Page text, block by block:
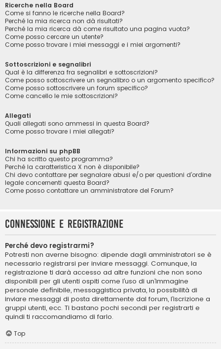
Ricerche nella Board
Come si fanno le ricerche nella Board?
Perché la mia ricerca non dà risultati?
Perché la mia ricerca dà come risultato una pagina vuota?
Come posso cercare un utente?
Come posso trovare i miei messaggi e i miei argomenti?
Sottoscrizioni e segnalibri
Qual è la differenza fra segnalibri e sottoscrizioni?
Come posso sottoscrivere un segnalibro o un argomento specifico?
Come posso sottoscrivere un forum specifico?
Come cancello le mie sottoscrizioni?
Allegati
Quali allegati sono ammessi in questa Board?
Come posso trovare i miei allegati?
Informazioni su phpBB
Chi ha scritto questo programma?
Perché la caratteristica X non è disponibile?
Chi devo contattare per segnalare abusi e/o per questioni d’ordine
legale concernenti questa Board?
Come posso contattare un amministratore del Forum?
Connessione e registrazione
Perché devo registrarmi?
Potresti non averne bisogno: dipende dagli amministratori se è
necessario registrarsi per inviare messaggi. Comunque, la
registrazione ti darà accesso ad altre funzioni che non sono
disponibili per gli utenti ospiti come l’uso di un’immagine
personale definibile, messaggistica privata, la possibilità di
inviare messaggi di posta direttamente dal forum, l’iscrizione a
gruppi utenti, ecc. Ti bastano pochi secondi per registrarti e
quindi ti raccomandiamo di farlo.
Top